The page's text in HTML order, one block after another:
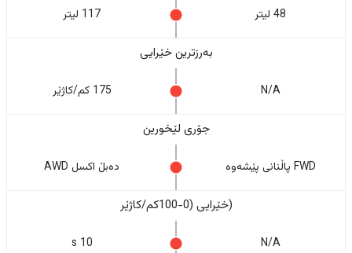
48 لیتر 117 لیتر
بەرزترین خێرایی
N/A 175 کم/کاژێر
جۆری لێخورین
FWD پاڵنانی پێشەوە دەبڵ اکسل AWD
(خێرایی (0-100کم/کاژێر
N/A
10 s